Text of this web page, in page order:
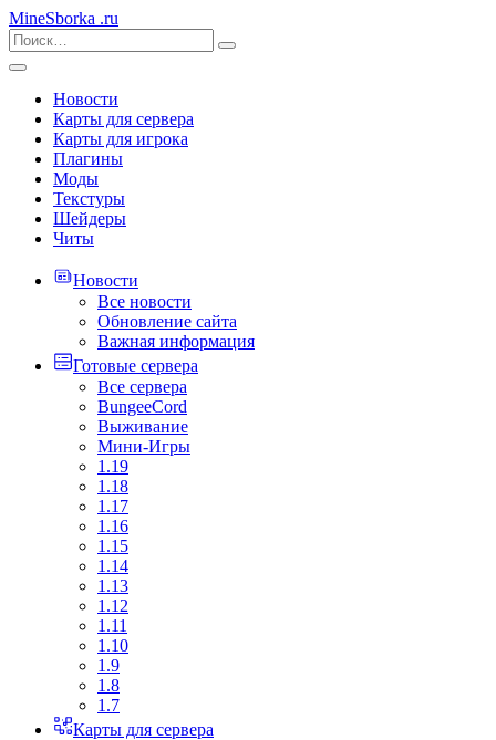
MineSborka .ru
Новости
Карты для сервера
Карты для игрока
Плагины
Моды
Текстуры
Шейдеры
Читы
Новости
Все новости
Обновление сайта
Важная информация
Готовые сервера
Все сервера
BungeeCord
Выживание
Мини-Игры
1.19
1.18
1.17
1.16
1.15
1.14
1.13
1.12
1.11
1.10
1.9
1.8
1.7
Карты для сервера